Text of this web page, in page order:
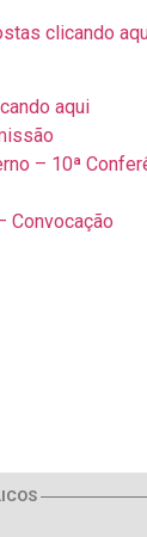
clicando
aqui
– 10ª
Convocação